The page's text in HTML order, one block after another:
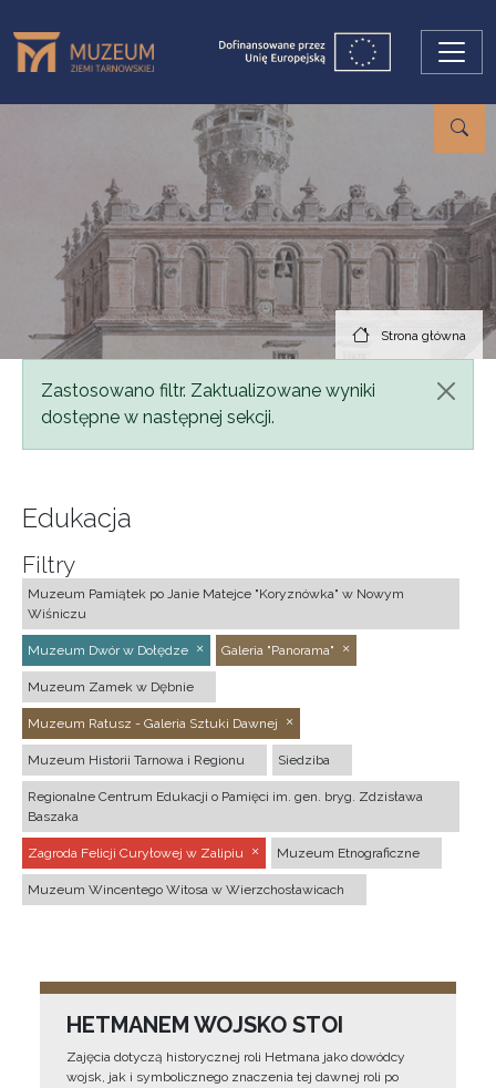
Strona główna
Komunikat
Zastosowano filtr. Zaktualizowane wyniki
dostępne w następnej sekcji.
Edukacja
Filtry
Muzeum Pamiątek po Janie Matejce "Koryznówka" w Nowym
Wiśniczu
Muzeum Dwór w Dołędze Galeria "Panorama"
Muzeum Zamek w Dębnie
Muzeum Ratusz - Galeria Sztuki Dawnej
Muzeum Historii Tarnowa i Regionu Siedziba
Regionalne Centrum Edukacji o Pamięci im. gen. bryg. Zdzisława
Baszaka
Zagroda Felicji Curyłowej w Zalipiu Muzeum Etnograficzne
Muzeum Wincentego Witosa w Wierzchosławicach
HETMANEM WOJSKO STOI
Zajęcia dotyczą historycznej roli Hetmana jako dowódcy
wojsk, jak i symbolicznego znaczenia tej dawnej roli po